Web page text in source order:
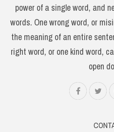
power of a single word, and
words. One wrong word, or
the meaning of an entire
right word, or one kind word,
open